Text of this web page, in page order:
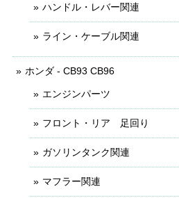
ハンドル・レバー関連
ライン・ケーブル関連
ホンダ - CB93 CB96
エンジンパーツ
フロント・リア 足回り
ガソリンタンク関連
マフラー関連